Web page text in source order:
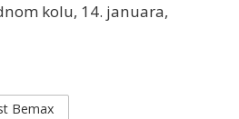
kolu, 14. januara,
Bemax